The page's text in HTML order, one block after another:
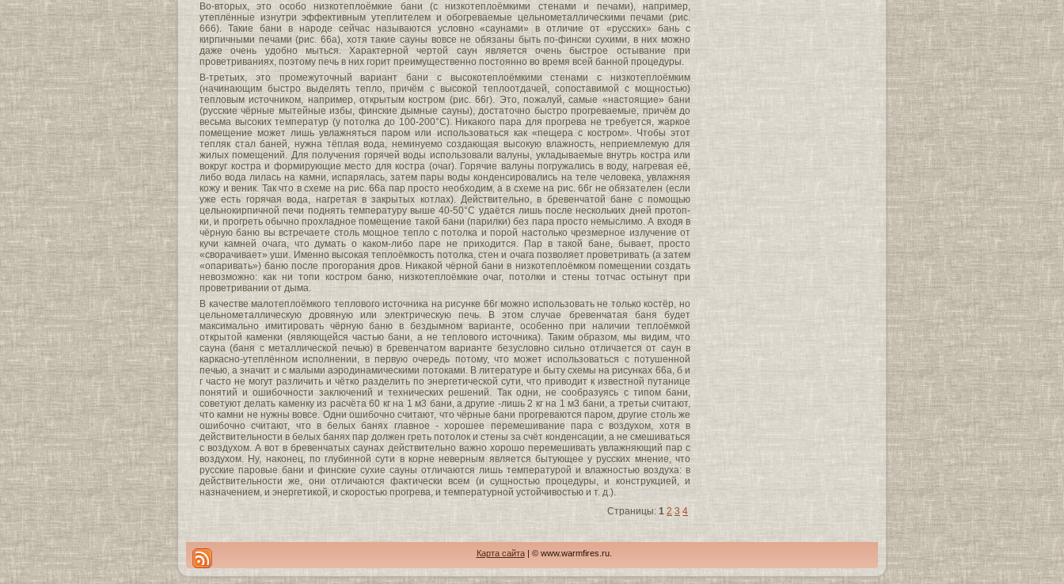
Во-вторых, это особо низкотеплоёмкие бани (с низкотеплоёмкими стенами и печами), например,
утеплённые изнутри эффективным утеплителем и обогреваемые цельнометаллическими печами (рис.
666). Такие бани в народе сейчас называются условно «саунами» в отличие от «русских» бань с
кирпичными печами (рис. 66а), хотя такие сауны вовсе не обязаны быть по-фински сухими, в них можно
даже очень удобно мыться. Характерной чертой саун является очень быстрое остывание при
проветриваниях, поэтому печь в них горит преимущественно постоянно во время всей банной процедуры.
В-третьих, это промежуточный вариант бани с высокотеплоёмкими стенами с низкотеплоёмким
(начинающим быстро выделять тепло, причём с высокой теплоотдачей, сопоставимой с мощностью)
тепловым источником, например, открытым костром (рис. 66г). Это, пожалуй, самые «настоящие» бани
(русские чёрные мытейные избы, финские дымные сауны), достаточно быстро прогреваемые, причём до
весьма высоких температур (у потолка до 100-200°С). Никакого пара для прогрева не требуется, жаркое
помещение может лишь увлажняться паром или использоваться как «пещера с костром». Чтобы этот
тепляк стал баней, нужна тёплая вода, неминуемо создающая высокую влажность, неприемлемую для
жилых помещений. Для получения горячей воды использовали валуны, укладываемые внутрь костра или
вокруг костра и формирующие место для костра (очаг). Горячие валуны погружались в воду, нагревая её,
либо вода лилась на камни, испарялась, затем пары воды конденсировались на теле человека, увлажняя
кожу и веник. Так что в схеме на рис. 66а пар просто необходим, а в схеме на рис. 66г не обязателен (если
уже есть горячая вода, нагретая в закрытых котлах). Действительно, в бревенчатой бане с помощью
цельнокирпичной печи поднять температуру выше 40-50°С удаётся лишь после нескольких дней протоп-
ки, и прогреть обычно прохладное помещение такой бани (парилки) без пара просто немыслимо. А входя в
чёрную баню вы встречаете столь мощное тепло с потолка и порой настолько чрезмерное излучение от
кучи камней очага, что думать о каком-либо паре не приходится. Пар в такой бане, бывает, просто
«сворачивает» уши. Именно высокая теплоёмкость потолка, стен и очага позволяет проветривать (а затем
«опаривать») баню после прогорания дров. Никакой чёрной бани в низкотеплоёмком помещении создать
невозможно: как ни топи костром баню, низкотеплоёмкие очаг, потолки и стены тотчас остынут при
проветривании от дыма.
В качестве малотеплоёмкого теплового источника на рисунке 66г можно использовать не только костёр, но
цельнометаллическую дровяную или электрическую печь. В этом случае бревенчатая баня будет
максимально имитировать чёрную баню в бездымном варианте, особенно при наличии теплоёмкой
открытой каменки (являющейся частью бани, а не теплового источника). Таким образом, мы видим, что
сауна (баня с металлической печью) в бревенчатом варианте безусловно сильно отличается от саун в
каркасно-утеплённом исполнении, в первую очередь потому, что может использоваться с потушенной
печью, а значит и с малыми аэродинамическими потоками. В литературе и быту схемы на рисунках 66а, б и
г часто не могут различить и чётко разделить по энергетической сути, что приводит к известной путанице
понятий и ошибочности заключений и технических решений. Так одни, не сообразуясь с типом бани,
советуют делать каменку из расчёта 60 кг на 1 м3 бани, а другие -лишь 2 кг на 1 м3 бани, а третьи считают,
что камни не нужны вовсе. Одни ошибочно считают, что чёрные бани прогреваются паром, другие столь же
ошибочно считают, что в белых банях главное - хорошее перемешивание пара с воздухом, хотя в
действительности в белых банях пар должен греть потолок и стены за счёт конденсации, а не смешиваться
с воздухом. А вот в бревенчатых саунах действительно важно хорошо перемешивать увлажняющий пар с
воздухом. Ну, наконец, по глубинной сути в корне неверным является бытующее у русских мнение, что
русские паровые бани и финские сухие сауны отличаются лишь температурой и влажностью воздуха: в
действительности же, они отличаются фактически всем (и сущностью процедуры, и конструкцией, и
назначением, и энергетикой, и скоростью прогрева, и температурной устойчивостью и т. д.).
Страницы: 1 2 3 4
Карта сайта| © www.warmfires.ru.